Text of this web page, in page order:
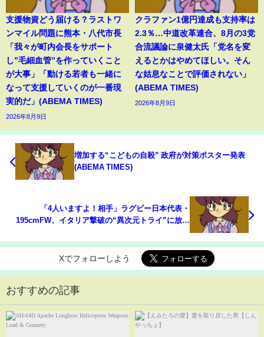
支援物資どう届ける？ラストワ
ンマイル問題に熊本・八代市長
「我々が町内会長をサポート
し”毛細血管”を作っていくこと
が大事」「動ける若者も一緒に
なって支援していくのが一番現
実的だ」(ABEMA TIMES)
2026年8月9日
クラファン1億円達成も支持率は
2.3％…中道改革連合、8月の3党
合流議論に泉健太氏「党名を変
えるとかはやめてほしい。そん
な姑息なことで評価されない」
(ABEMA TIMES)
2026年8月9日
増加する“こどもの自殺” 政府が対策ポスター発表
(ABEMA TIMES)
「4人いますよ！相手」ラグビー日本代表・
195cmFW、イタリア撃破の“異次元トライ”に放送
Xでフォローしよう
おすすめの記事